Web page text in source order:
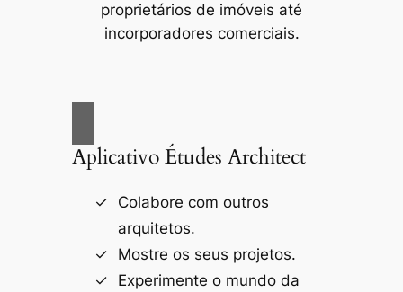
proprietários de imóveis até
incorporadores comerciais.
Aplicativo Études Architect
Colabore com outros
arquitetos.
Mostre os seus projetos.
Experimente o mundo da